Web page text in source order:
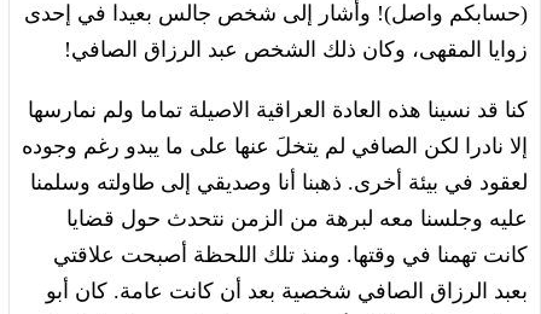
(حسابكم واصل)! وأشار إلى شخص جالس بعيدا في إحدى
زوايا المقهى، وكان ذلك الشخص عبد الرزاق الصافي!
كنا قد نسينا هذه العادة العراقية الاصيلة تماما ولم نمارسها
إلا نادرا لكن الصافي لم يتخلَ عنها على ما يبدو رغم وجوده
لعقود في بيئة أخرى. ذهبنا أنا وصديقي إلى طاولته وسلمنا
عليه وجلسنا معه لبرهة من الزمن نتحدث حول قضايا
كانت تهمنا في وقتها. ومنذ تلك اللحظة أصبحت علاقتي
بعبد الرزاق الصافي شخصية بعد أن كانت عامة. كان أبو